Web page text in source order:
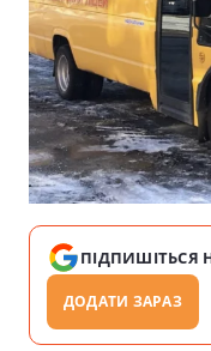
ПІДПИШІТЬСЯ
ДОДАТИ ЗАРАЗ